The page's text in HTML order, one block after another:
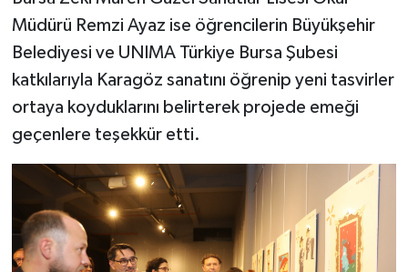
Müdürü Remzi Ayaz ise öğrencilerin Büyükşehir
Belediyesi ve UNIMA Türkiye Bursa Şubesi
katkılarıyla Karagöz sanatını öğrenip yeni tasvirler
ortaya koyduklarını belirterek projede emeği
geçenlere teşekkür etti.